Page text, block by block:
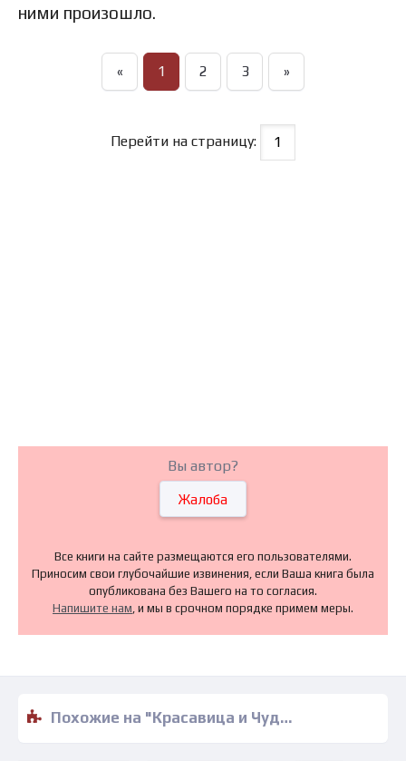
ними произошло.
« 1 2 3 »
Перейти на страницу:
Вы автор?
Жалоба
Все книги на сайте размещаются его пользователями.
Приносим свои глубочайшие извинения, если Ваша книга была
опубликована без Вашего на то согласия.
Напишите нам , и мы в срочном порядке примем меры.
Похожие на "Красавица и Чудовище - Ванесса Рубио-Барро" книги читать бесплатно полные версии